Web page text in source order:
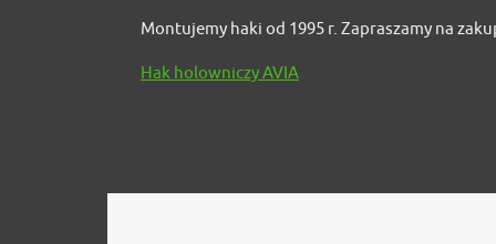
Montujemy haki od 1995 r. Zapraszamy na
Hak holowniczy AVIA